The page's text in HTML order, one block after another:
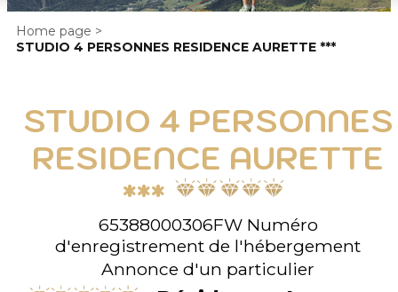
Home page >
STUDIO 4 PERSONNES RESIDENCE AURETTE ***
STUDIO 4 PERSONNES
RESIDENCE AURETTE
***
65388000306FW Numéro
d'enregistrement de l'hébergement
Annonce d'un particulier